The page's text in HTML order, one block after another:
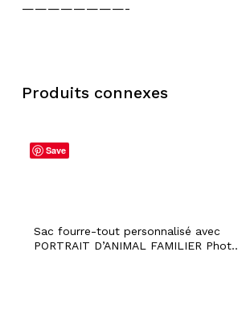
————————-
Produits connexes
Save
Sac fourre-tout personnalisé avec
PORTRAIT D’ANIMAL FAMILIER Photo